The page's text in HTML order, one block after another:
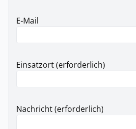
E-Mail
Einsatzort (erforderlich)
Nachricht (erforderlich)